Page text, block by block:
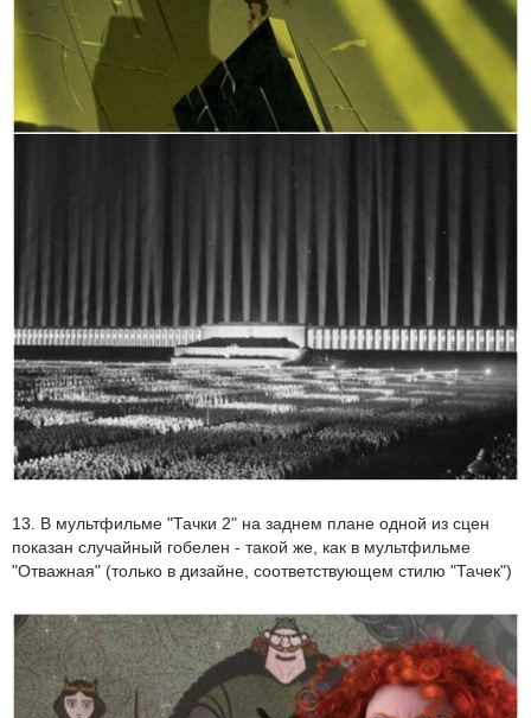
13. В мультфильме "Тачки 2" на заднем плане одной из сцен
показан случайный гобелен - такой же, как в мультфильме
"Отважная" (только в дизайне, соответствующем стилю "Тачек")